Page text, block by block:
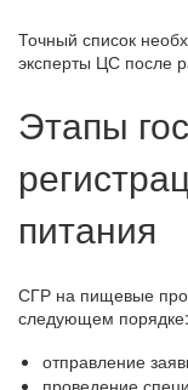
Точный список
эксперты ЦС после
Этапы
питания
СГР на пищевые
следующем порядке:
отправление
проведение